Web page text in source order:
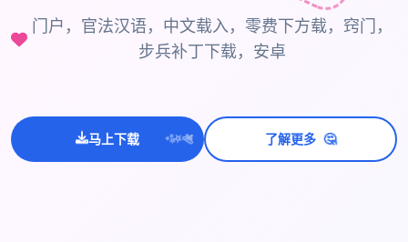
门户，官法汉语，中文载入，零费下方载，窍门，
步兵补丁下载，安卓
马上下载 ✨
⭐
💫 了解更多 🤔